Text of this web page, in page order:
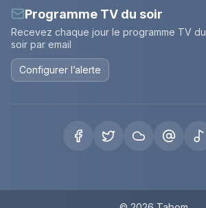
Programme TV du soir
Recevez chaque jour le programme TV du
soir par email
Configurer l’alerte